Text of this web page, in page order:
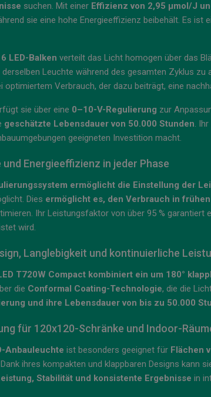
suchen. Mit einer Effizienz von 2,95 µmol/J
sie eine hohe Energieeffizienz beibehält. Es ist
LED-Balken verteilt das Licht homogen über das
Leuchte während des gesamten Zyklus
optimiertem Verbrauch, der dazu beiträgt, eine
sie über eine 0–10-V-Regulierung zur
geschätzte Lebensdauer von 50.000 Stunden. Ihr
geeigneten Investition macht.
Energieeffizienz in jeder Phase
ermöglicht die Einstellung der
Dies ermöglicht es, den Verbrauch in
Ihr Leistungsfaktor von über 95 %
wird.
Langlebigkeit und kontinuierliche
T720W Compact kombiniert ein um 180°
die Conformal Coating-Technologie, die die
und ihre Lebensdauer von bis zu 50.000
für 120x120-Schränke und Indoor-
Anbauleuchte ist besonders geeignet für Flächen
ihres kompakten und klappbaren Designs kann
Stabilität und konsistente Ergebnisse in